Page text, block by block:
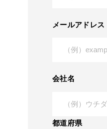
メールアドレス
会社名
都道府県